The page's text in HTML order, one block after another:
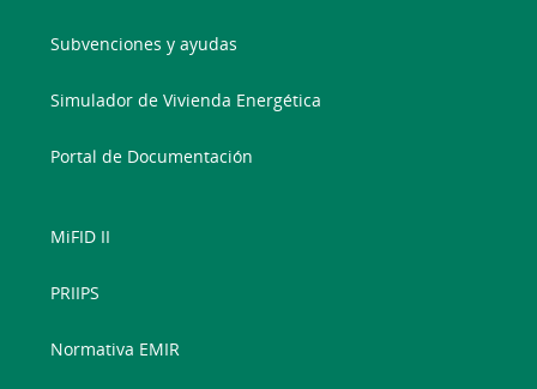
Subvenciones y ayudas
Simulador de Vivienda Energética
Portal de Documentación
MiFID II
PRIIPS
Normativa EMIR